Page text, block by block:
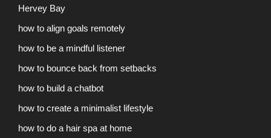
Hervey Bay
how to align goals remotely
how to be a mindful listener
how to bounce back from setbacks
how to build a chatbot
how to create a minimalist lifestyle
how to do a hair spa at home